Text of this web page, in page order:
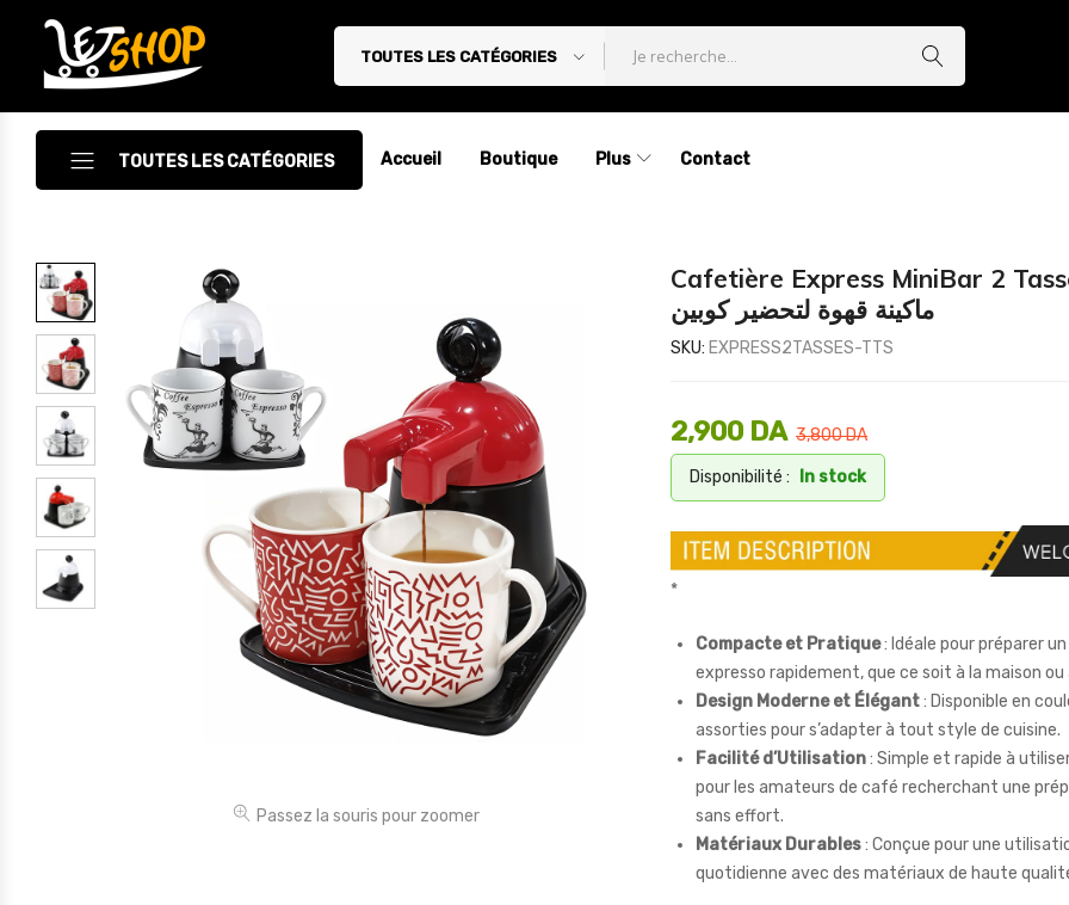
Letshop.dz
TOUTES LES CATÉGORIES
TOUTES LES CATÉGORIES
Accessoires
Accessoires Auto/Moto
Accessoires PC
Camping & Randonnée
Cuisine
Décoration
Electroménager
Électronique
Jouets
Accueil Boutique Plus Contact
Passez la souris pour zoomer
Cafetière Express MiniBar 2
ماكينة قهوة لتحضير كوبين
SKU: EXPRESS2TASSES-TTS
3,800DA
2,900 DA
Disponibilité : In stock
*
Compacte et Pratique: Idéale pour préparer
expresso rapidement, que ce soit à la maison ou
Design Moderne et Élégant: Disponible en
assorties pour s’adapter à tout style de cuisine.
Facilité d’Utilisation: Simple et rapide à
pour les amateurs de café recherchant une
sans effort.
Matériaux Durables: Conçue pour une
quotidienne avec des matériaux de haute